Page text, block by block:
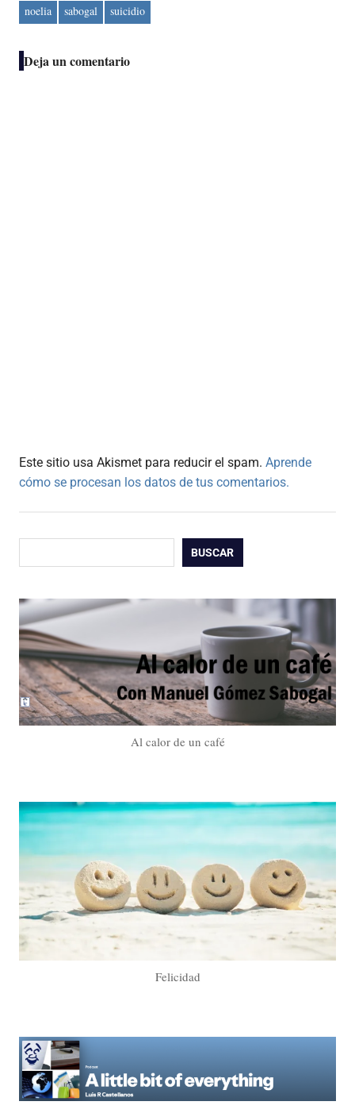
noelia
sabogal suicidio
Deja un comentario
Este sitio usa Akismet para reducir el spam. Aprende
cómo se procesan los datos de tus comentarios.
BUSCAR
Al calor de un café
Felicidad